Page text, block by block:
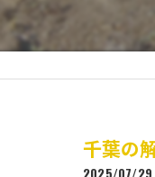
千葉の
2025/07/29